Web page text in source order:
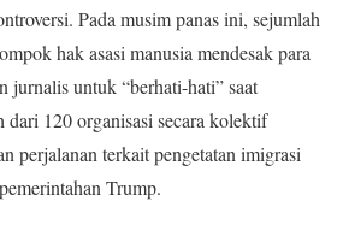
Pada musim panas ini, sejumlah
hak asasi manusia mendesak para
jurnalis untuk “berhati-hati” saat
120 organisasi secara kolektif
perjalanan terkait pengetatan imigrasi
Trump.